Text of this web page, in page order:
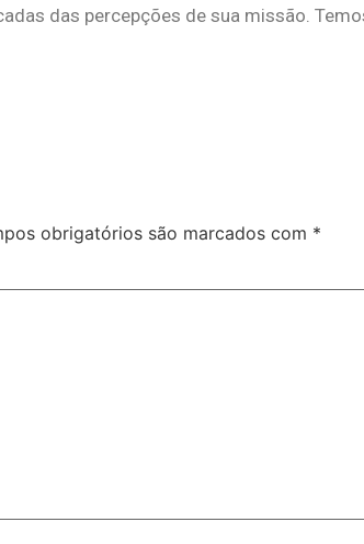
das percepções de sua missão.
obrigatórios são marcados com *